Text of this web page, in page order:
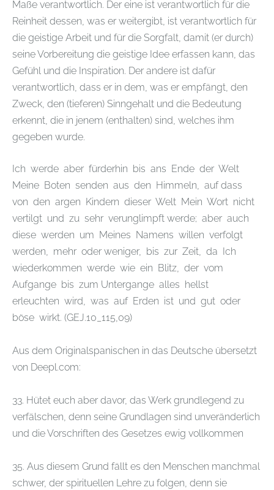
Maße verantwortlich. Der eine ist verantwortlich für die
Reinheit dessen, was er weitergibt, ist verantwortlich für
die geistige Arbeit und für die Sorgfalt, damit (er durch)
seine Vorbereitung die geistige Idee erfassen kann, das
Gefühl und die Inspiration. Der andere ist dafür
verantwortlich, dass er in dem, was er empfängt, den
Zweck, den (tieferen) Sinngehalt und die Bedeutung
erkennt, die in jenem (enthalten) sind, welches ihm
gegeben wurde.
Ich werde aber fürderhin bis ans Ende der Welt
Meine Boten senden aus den Himmeln, auf dass
von den argen Kindern dieser Welt Mein Wort nicht
vertilgt und zu sehr verunglimpft werde; aber auch
diese werden um Meines Namens willen verfolgt
werden, mehr oder weniger, bis zur Zeit, da Ich
wiederkommen werde wie ein Blitz, der vom
Aufgange bis zum Untergange alles hellst
erleuchten wird, was auf Erden ist und gut oder
böse wirkt. (GEJ.10_115,09)
Aus dem Originalspanischen in das Deutsche übersetzt
von Deepl.com:
33. Hütet euch aber davor, das Werk grundlegend zu
verfälschen, denn seine Grundlagen sind unveränderlich
und die Vorschriften des Gesetzes ewig vollkommen
35. Aus diesem Grund fällt es den Menschen manchmal
schwer, der spirituellen Lehre zu folgen, denn sie